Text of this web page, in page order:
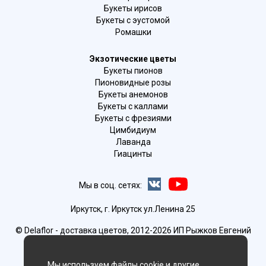
Букеты ирисов
Букеты с эустомой
Ромашки
Экзотические цветы
Букеты пионов
Пионовидные розы
Букеты анемонов
Букеты с каллами
Букеты с фрезиями
Цимбидиум
Лаванда
Гиацинты
Мы в соц. сетях:
Иркутск, г. Иркутск ул.Ленина 25
© Delaflor - доставка цветов, 2012-2026 ИП Рыжков Евгений